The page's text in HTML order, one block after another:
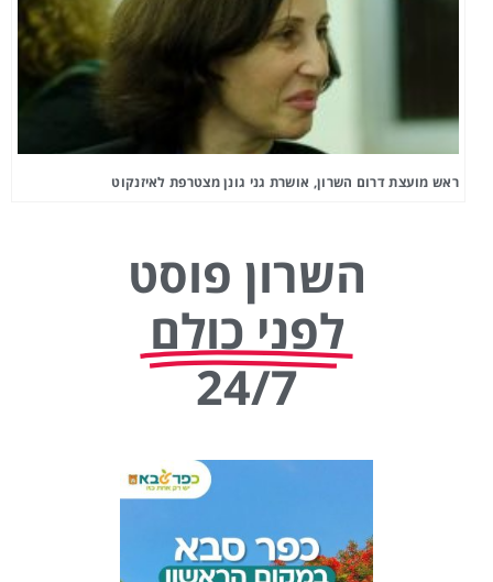
ראש מועצת דרום השרון, אושרת גני גונן מצטרפת לאיזנקוט
השרון פוסט
לפני כולם
24/7